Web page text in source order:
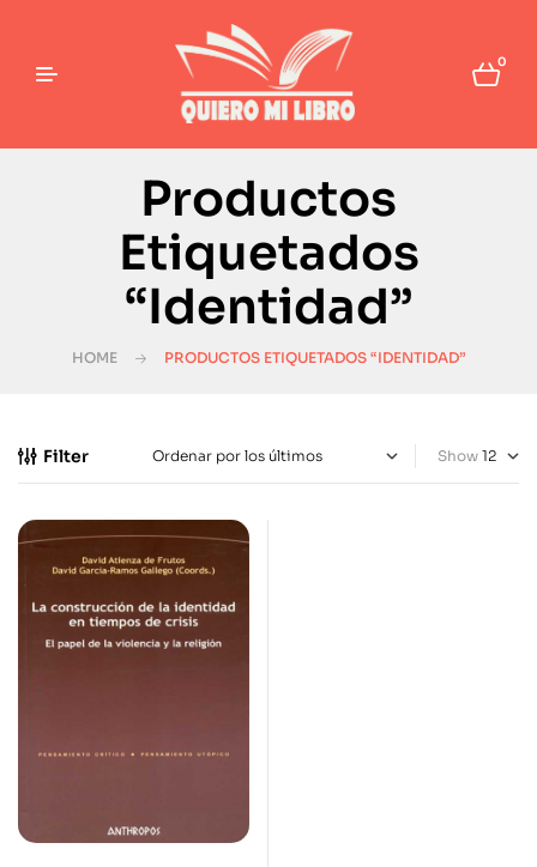
0
Productos
Etiquetados
“Identidad”
HOME PRODUCTOS ETIQUETADOS “IDENTIDAD”
Filter Show